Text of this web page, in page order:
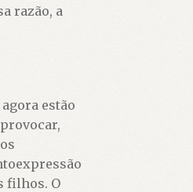
razão, a
estão
filhos. O